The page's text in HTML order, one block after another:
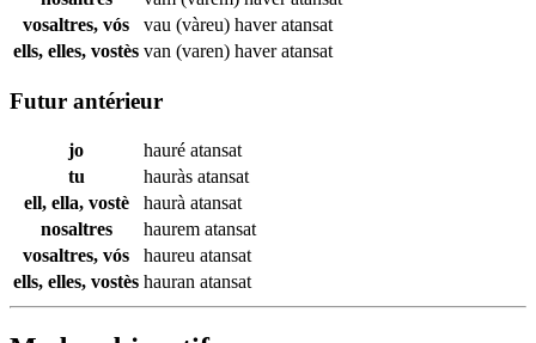
vosaltres, vós
vau (vàreu) haveratansat
ells, elles, vostès van (varen) haveratansat
Futur antérieur
jo hauré atansat
tu
hauràs atansat
ell, ella, vostè
haurà atansat
nosaltres
haurem atansat
vosaltres, vós
haureu atansat
ells, elles, vostès hauran atansat